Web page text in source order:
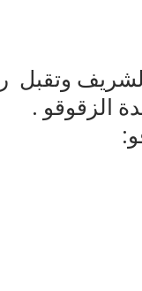
وتقبل
الزقوقو .